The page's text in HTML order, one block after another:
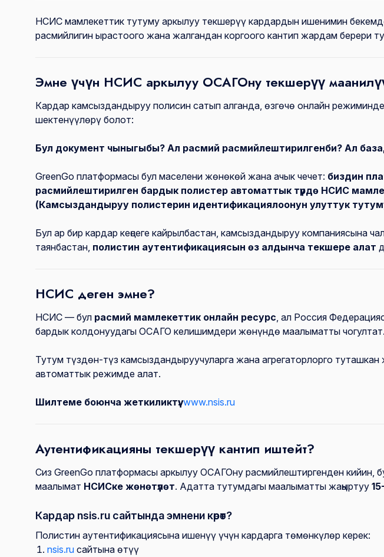
НСИС мамлекеттик тутуму аркылуу текшерүү кардардын ишенимин
расмийлигин ырастоого жана жалгандан коргоого кантип жардам берери
Эмне үчүн НСИС аркылуу ОСАГОну текшерүү
Кардар камсыздандыруу полисин сатып алганда, өзгөчө онлайн
шектенүүлөрү болот:
Бул документ чыныгыбы? Ал расмий расмийлештирилгенби? Ал
GreenGo платформасы бул маселени жөнөкөй жана ачык чечет: биздин
расмийлештирилген бардык полистер автоматтык түрдө НСИС
(Камсыздандыруу полистерин идентификациялоонун улуттук
Бул ар бир кардар кеңсеге кайрылбастан, камсыздандыруу компаниясына
таянбастан, полистин аутентификациясын өз алдынча текшере алат
НСИС деген эмне?
НСИС — бул расмий мамлекеттик онлайн ресурс, ал Россия
бардык колдонуудагы ОСАГО келишимдери жөнүндө маалыматты чогултат.
Тутум түздөн-түз камсыздандыруучуларга жана агрегаторлорго
автоматтык режимде алат.
Шилтеме боюнча жеткиликтүү: www.nsis.ru
Аутентификацияны текшерүү кантип иштейт?
Сиз GreenGo платформасы аркылуу ОСАГОну расмийлештиргенден кийин,
маалымат НСИСке жөнөтүлөт. Адатта тутумдагы маалыматты жаңыртуу
Кардар nsis.ru сайтында эмнени көрөт?
Полистин аутентификациясына ишенүү үчүн кардарга төмөнкүлөр керек:
nsis.ru сайтына өтүү